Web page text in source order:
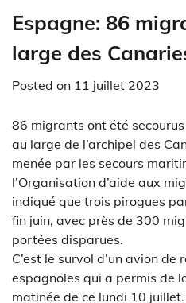
Espagne: 86
large des
Posted on 11 juillet 2023
86 migrants ont été
au large de l’archipel des
menée par les secours
l’Organisation d’aide aux
indiqué que trois pirogues
fin juin, avec près de 300
portées disparues.
C’est le survol d’un avion
espagnoles qui a permis de
matinée de ce lundi 10